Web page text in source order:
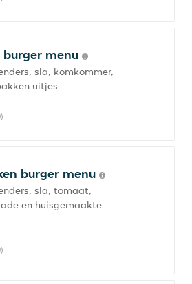
menu
sla, komkommer,
uitjes
burger menu
sla, tomaat,
en huisgemaakte